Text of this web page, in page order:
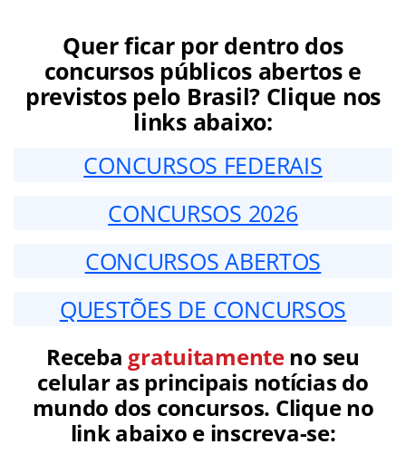
Quer ficar por dentro dos
concursos públicos abertos e
previstos pelo Brasil? Clique nos
links abaixo:
CONCURSOS FEDERAIS
CONCURSOS 2026
CONCURSOS ABERTOS
QUESTÕES DE CONCURSOS
Receba gratuitamenteno seu
celular as principais notícias do
mundo dos concursos. Clique no
link abaixo e inscreva-se: